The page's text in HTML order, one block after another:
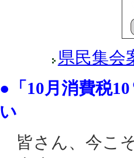
県民集会
● 「10月消費税
い
皆さん、今こ